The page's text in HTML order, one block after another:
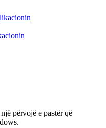
përvojë e pastër që